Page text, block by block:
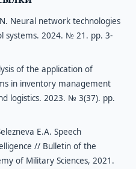
Neural network technologies
systems. 2024. № 21. pp. 3-
of the application of
in inventory management
logistics. 2023. № 3(37). рp.
E.A. Speech
// Bulletin of the
of Military Sciences, 2021.